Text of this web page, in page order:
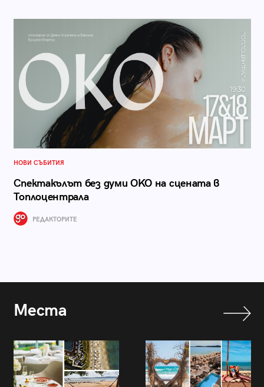
НОВИ СЪБИТИЯ
Спектакълът без думи OKO на сцената в
Топлоцентрала
РЕДАКТОРИТЕ
Места